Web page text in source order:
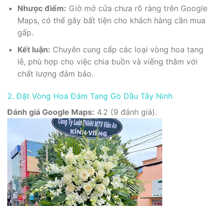
Nhược điểm: Giờ mở cửa chưa rõ ràng trên Google
Maps, có thể gây bất tiện cho khách hàng cần mua
gấp.
Kết luận: Chuyên cung cấp các loại vòng hoa tang
lễ, phù hợp cho việc chia buồn và viếng thăm với
chất lượng đảm bảo.
2. Đặt Vòng Hoa Đám Tang Gò Dầu Tây Ninh
Đánh giá Google Maps: 4.2 (9 đánh giá).